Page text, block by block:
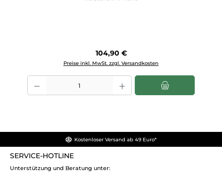
Regulärer Preis:
104,90 €
Preise inkl. MwSt. zzgl. Versandkosten
Produkt Anzahl: Gib den gewünschten Wert ein oder benutze die
Kostenloser Versand ab 49 Euro*
SERVICE-HOTLINE
Unterstützung und Beratung unter: